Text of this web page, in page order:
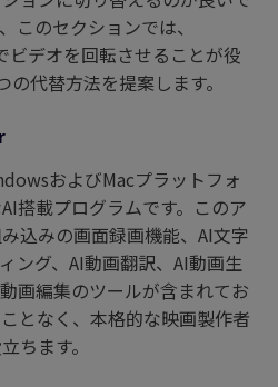
このセクションでは、
デオを回転させることが役
代替方法を提案します。
およびMacプラットフォ
搭載プログラムです。このア
込みの画面録画機能、AI文字
ング、AI動画翻訳、AI動画生
画編集のツールが含まれてお
となく、本格的な映画製作者
ちます。